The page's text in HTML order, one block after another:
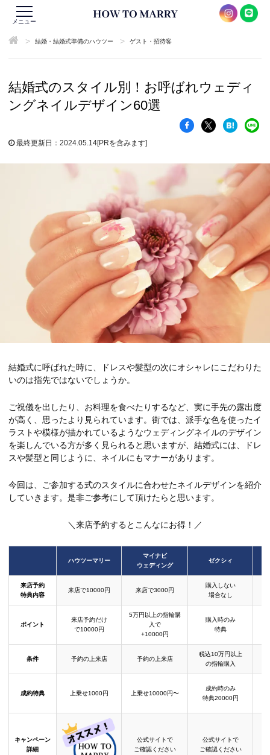
メニュー
> 結婚・結婚式準備のハウツー > ゲスト・招待客
結婚式のスタイル別！お呼ばれウェディ
ングネイルデザイン60選
最終更新日：2024.05.14[PRを含みます]
結婚式に呼ばれた時に、ドレスや髪型の次にオシャレにこだわりた
いのは指先ではないでしょうか。
ご祝儀を出したり、お料理を食べたりするなど、実に手先の露出度
が高く、思ったより見られています。街では、派手な色を使ったイ
ラストや模様が描かれているようなウェディングネイルのデザイン
を楽しんでいる方が多く見られると思いますが、結婚式には、ドレ
スや髪型と同じように、ネイルにもマナーがあります。
今回は、ご参加する式のスタイルに合わせたネイルデザインを紹介
していきます。是非ご参考にして頂けたらと思います。
＼来店予約するとこんなにお得！／
ハウツーマリー
マイナビ
ウェディング
ゼクシィ
来店予約
特典内容
来店で10000円 来店で3000円
購入しない
場合なし
ポイント
来店予約だけ
で10000円
5万円以上の指輪購
入で
+10000円
購入時のみ
特典
条件 予約の上来店 予約の上来店
税込10万円以上
の指輪購入
成約特典 上乗せ1000円 上乗せ10000円〜
成約時のみ
特典20000円
キャンペーン
詳細
公式サイトで
ご確認ください
公式サイトで
ご確認ください